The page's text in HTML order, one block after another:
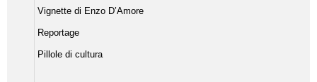
Vignette di Enzo D’Amore
Reportage
Pillole di cultura